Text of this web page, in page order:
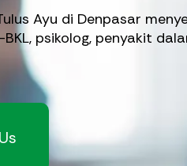
Ayu di Denpasar
BKL, psikolog, penyakit